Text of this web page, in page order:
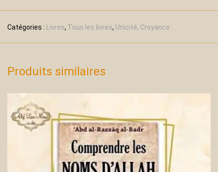
Catégories : Livres, Tous les livres, Unicité, Croyance
Produits similaires